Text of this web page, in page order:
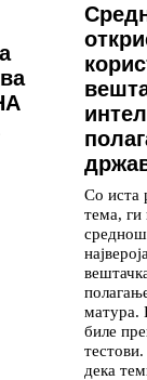
Со иста
тема, ги
матура.
биле
дека